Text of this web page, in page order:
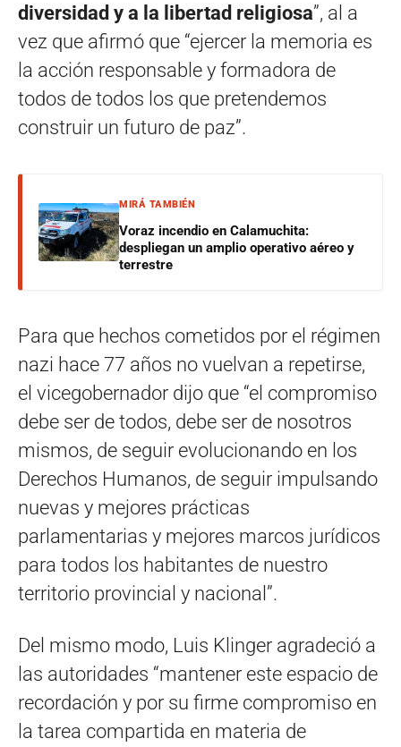
diversidad y a la libertad religiosa”, al a
vez que afirmó que “ejercer la memoria es
la acción responsable y formadora de
todos de todos los que pretendemos
construir un futuro de paz”.
MIRÁ TAMBIÉN
Voraz incendio en Calamuchita:
despliegan un amplio operativo aéreo y
terrestre
Para que hechos cometidos por el régimen
nazi hace 77 años no vuelvan a repetirse,
el vicegobernador dijo que “el compromiso
debe ser de todos, debe ser de nosotros
mismos, de seguir evolucionando en los
Derechos Humanos, de seguir impulsando
nuevas y mejores prácticas
parlamentarias y mejores marcos jurídicos
para todos los habitantes de nuestro
territorio provincial y nacional”.
Del mismo modo, Luis Klinger agradeció a
las autoridades “mantener este espacio de
recordación y por su firme compromiso en
la tarea compartida en materia de